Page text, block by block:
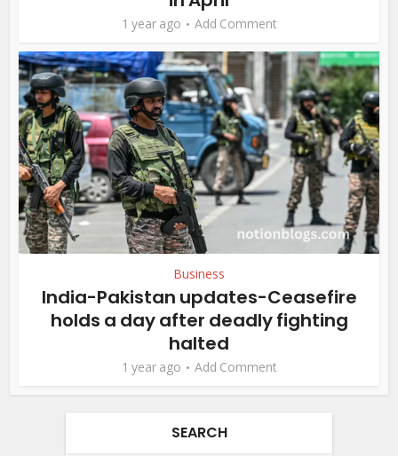
1 year ago Add Comment
Business
India-Pakistan updates-Ceasefire
holds a day after deadly fighting
halted
1 year ago Add Comment
SEARCH